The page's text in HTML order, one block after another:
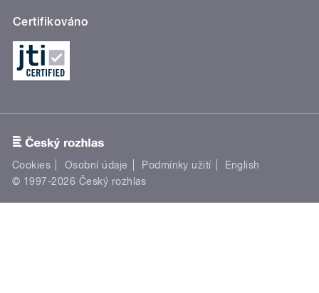
Certifikováno
Cookies Osobní údaje Podmínky užití
English
© 1997-2026 Český rozhlas